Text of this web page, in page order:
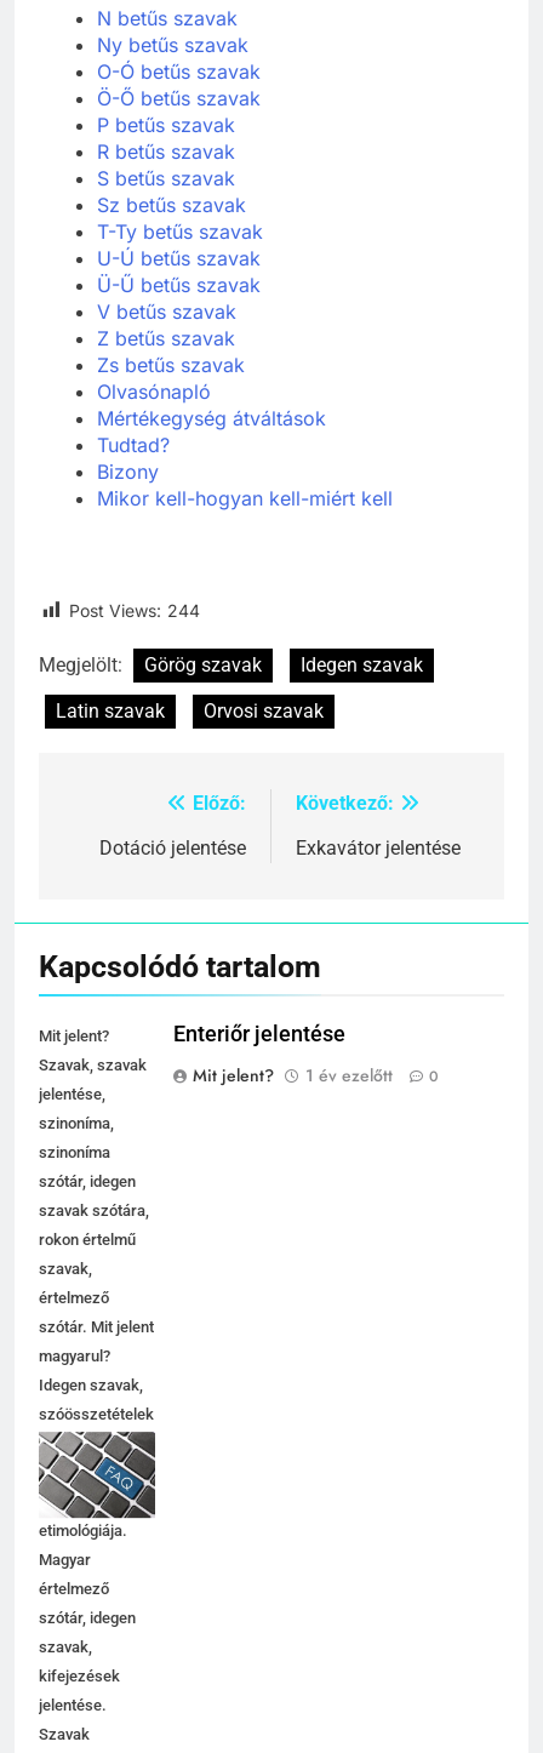
N betűs szavak
Ny betűs szavak
O-Ó betűs szavak
Ö-Ő betűs szavak
P betűs szavak
R betűs szavak
S betűs szavak
Sz betűs szavak
T-Ty betűs szavak
U-Ú betűs szavak
Ü-Ű betűs szavak
V betűs szavak
Z betűs szavak
Zs betűs szavak
Olvasónapló
Mértékegység átváltások
Tudtad?
Bizony
Mikor kell-hogyan kell-miért kell
Post Views: 244
Megjelölt: Görög szavak
Idegen szavak
Latin szavak
Orvosi szavak
Bejegyzés
navigáció
Előző:
Dotáció jelentése
Következő:
Exkavátor jelentése
Kapcsolódó tartalom
Mit jelent?
Szavak, szavak
jelentése,
szinoníma,
szinoníma
szótár, idegen
szavak szótára,
rokon értelmű
szavak,
értelmező
szótár. Mit jelent
magyarul?
Idegen szavak,
szóösszetételek
jelentése,
magyarázata,
használata,
etimológiája.
Magyar
értelmező
szótár, idegen
szavak,
kifejezések
jelentése.
Szavak
Enteriőr jelentése
Mit jelent?
1 év ezelőtt 0